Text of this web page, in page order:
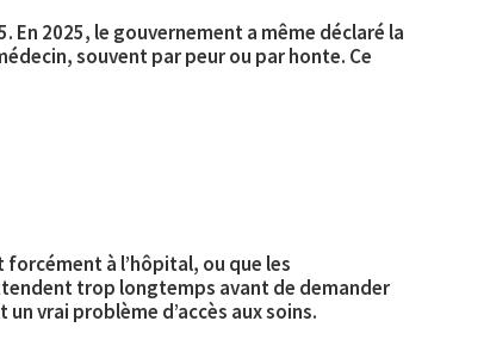
En 2025, le gouvernement a même déclaré la
souvent par peur ou par honte. Ce
forcément à l’hôpital, ou que les
trop longtemps avant de demander
vrai problème d’accès aux soins.